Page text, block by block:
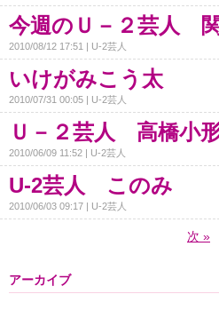
今週のＵ－２芸人
2010/08/12 17:51 U-2芸人
いけがみこう太
2010/07/31 00:05 U-2芸人
Ｕ－２芸人 高橋小
2010/06/09 11:52 U-2芸人
U-2芸人 このみ
2010/06/03 09:17 U-2芸人
次 »
アーカイブ